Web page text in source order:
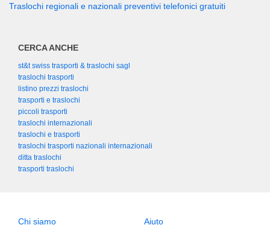
Traslochi regionali e nazionali preventivi telefonici gratuiti
CERCA ANCHE
st&t swiss trasporti & traslochi sagl
traslochi trasporti
listino prezzi traslochi
trasporti e traslochi
piccoli trasporti
traslochi internazionali
traslochi e trasporti
traslochi trasporti nazionali internazionali
ditta traslochi
trasporti traslochi
Chi siamo Aiuto